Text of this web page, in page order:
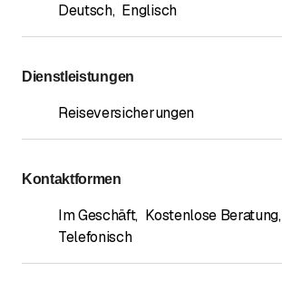
Deutsch, Englisch
Dienstleistungen
Reiseversicherungen
Kontaktformen
Im Geschäft, Kostenlose Beratung,
Telefonisch